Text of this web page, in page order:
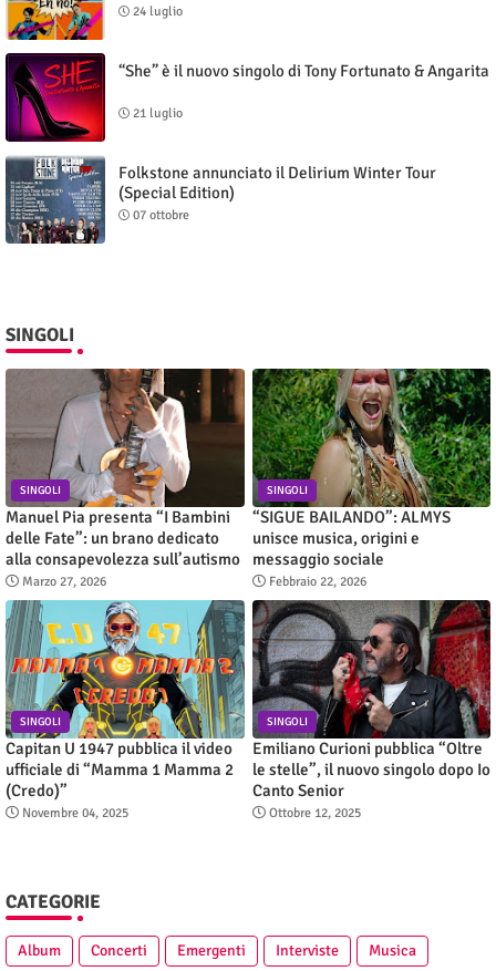
24 luglio
“She” è il nuovo singolo di Tony Fortunato & Angarita
21 luglio
Folkstone annunciato il Delirium Winter Tour
(Special Edition)
07 ottobre
SINGOLI
SINGOLI
Manuel Pia presenta “I Bambini
delle Fate”: un brano dedicato
alla consapevolezza sull’autismo
Marzo 27, 2026
SINGOLI
“SIGUE BAILANDO”: ALMYS
unisce musica, origini e
messaggio sociale
Febbraio 22, 2026
SINGOLI
Capitan U 1947 pubblica il video
ufficiale di “Mamma 1 Mamma 2
(Credo)”
Novembre 04, 2025
SINGOLI
Emiliano Curioni pubblica “Oltre
le stelle”, il nuovo singolo dopo Io
Canto Senior
Ottobre 12, 2025
CATEGORIE
Album Concerti Emergenti Interviste
Musica